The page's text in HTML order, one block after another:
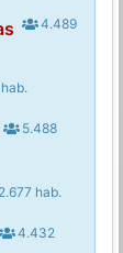
4.489
5.488
hab.
4.432